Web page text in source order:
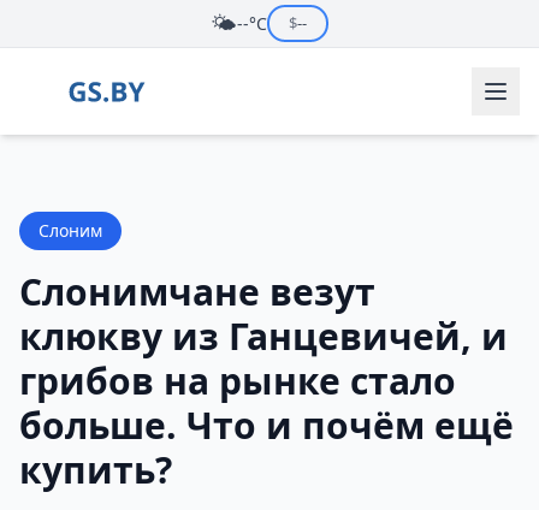
🌤️--°C $--
Слоним
Слонимчане везут
клюкву из Ганцевичей, и
грибов на рынке стало
больше. Что и почём ещё
купить?